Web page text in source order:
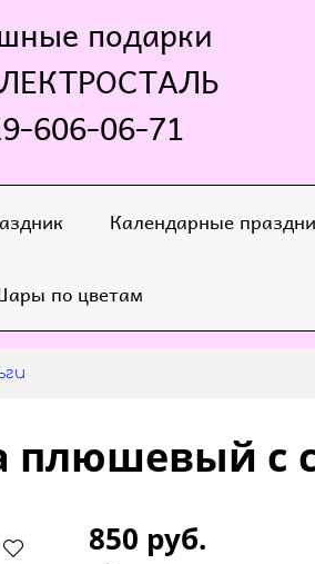
подарки
606-06-71
Календарные
по цветам
с
850 руб.